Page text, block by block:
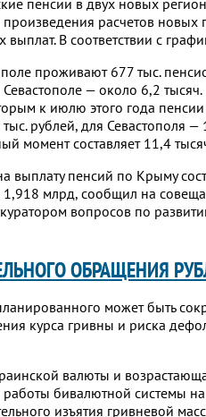
пенсии в двух новых
расчетов новых
выплат. В соответствии с
проживают 677 тыс.
Севастополе — около 6,2
к июлю этого года
рублей, для Севастополя
момент составляет 11,4
выплату пенсий по Крыму
млрд, сообщил на
вопросов по
ОБРАЩЕНИЯ
может быть
курса гривны и риска
валюты и
работы бивалютной системы
изъятия гривневой